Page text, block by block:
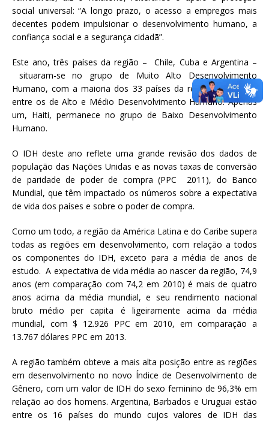
social universal: “A longo prazo, o acesso a empregos mais
decentes podem impulsionar o desenvolvimento humano, a
confiança social e a segurança cidadã”.
Este ano, três países da região – Chile, Cuba e Argentina –
situaram-se no grupo de Muito Alto Desenvolvimento
Humano, com a maioria dos 33 países da região agrupados
entre os de Alto e Médio Desenvolvimento Humano. Apenas
um, Haiti, permanece no grupo de Baixo Desenvolvimento
Humano.
O IDH deste ano reflete uma grande revisão dos dados de
população das Nações Unidas e as novas taxas de conversão
de paridade de poder de compra (PPC 2011), do Banco
Mundial, que têm impactado os números sobre a expectativa
de vida dos países e sobre o poder de compra.
Como um todo, a região da América Latina e do Caribe supera
todas as regiões em desenvolvimento, com relação a todos
os componentes do IDH, exceto para a média de anos de
estudo. A expectativa de vida média ao nascer da região, 74,9
anos (em comparação com 74,2 em 2010) é mais de quatro
anos acima da média mundial, e seu rendimento nacional
bruto médio per capita é ligeiramente acima da média
mundial, com $ 12.926 PPC em 2010, em comparação a
13.767 dólares PPC em 2013.
A região também obteve a mais alta posição entre as regiões
em desenvolvimento no novo Índice de Desenvolvimento de
Gênero, com um valor de IDH do sexo feminino de 96,3% em
relação ao dos homens. Argentina, Barbados e Uruguai estão
entre os 16 países do mundo cujos valores de IDH das